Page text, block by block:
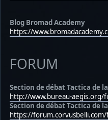
Blog Bromad Academy
https://
FORUM
Section de débat Tactica de
http://www.bureau-aegis.org/
Section de débat Tactica de
https://